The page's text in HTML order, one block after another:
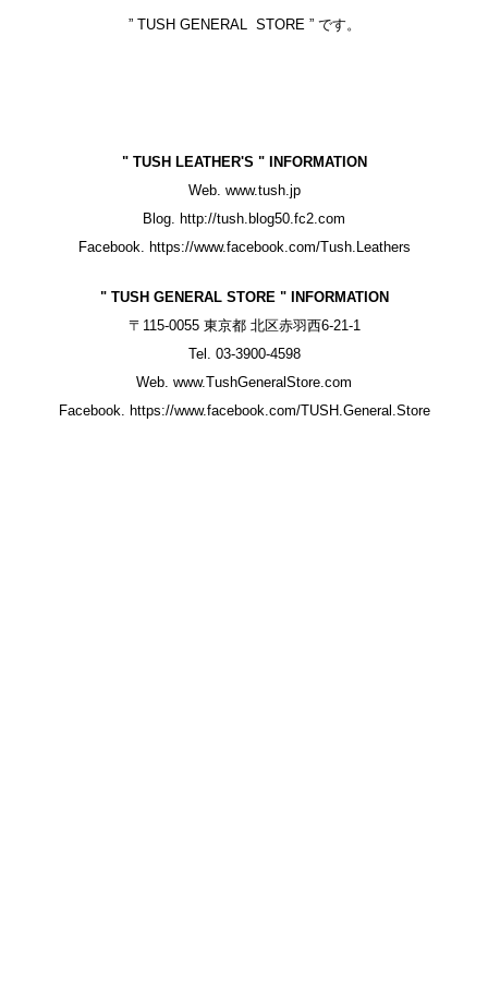
” TUSH GENERAL STORE ”です。
" TUSH LEATHER'S " INFORMATION
Web. www.tush.jp
Blog. http://tush.blog50.fc2.com
Facebook. https://www.facebook.com/Tush.Leathers
" TUSH GENERAL STORE " INFORMATION
〒115-0055 東京都 北区赤羽西6-21-1
Tel. 03-3900-4598
Web. www.TushGeneralStore.com
Facebook. https://www.facebook.com/TUSH.General.Store